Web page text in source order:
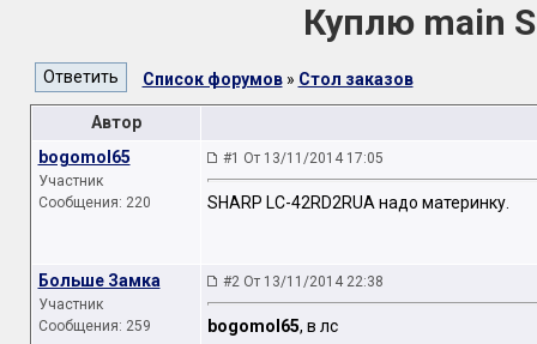
Куплю main
Список форумов» Стол заказов
Автор
bogomol65
Участник
Сообщения: 220
#1 От 13/11/2014 17:05
SHARP LC-42RD2RUA надо материнку.
Больше Замка
Участник
Сообщения: 259
#2 От 13/11/2014 22:38
bogomol65, в лс